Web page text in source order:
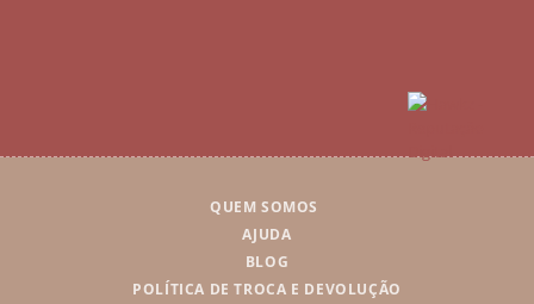
QUEM SOMOS
AJUDA
BLOG
POLÍTICA DE TROCA E DEVOLUÇÃO